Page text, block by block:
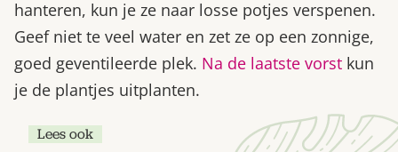
hanteren, kun je ze naar losse potjes verspenen.
Geef niet te veel water en zet ze op een zonnige,
goed geventileerde plek. Na de laatste vorst kun
je de plantjes uitplanten.
Lees ook